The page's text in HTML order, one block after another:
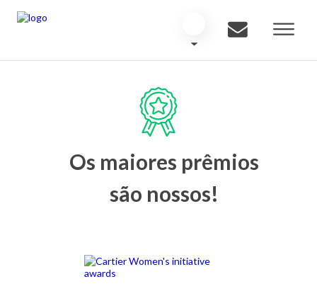
Os maiores prêmios
são nossos!